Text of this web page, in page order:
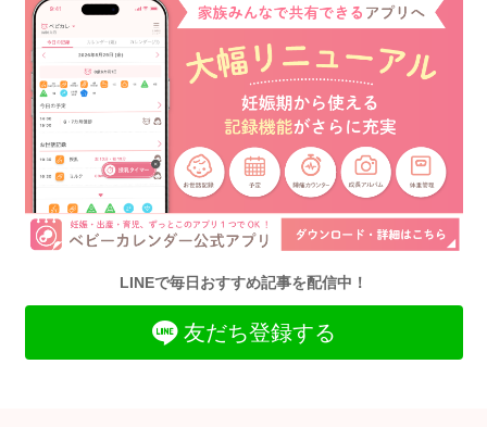
LINEで毎日おすすめ記事を配信中！
友だち登録する